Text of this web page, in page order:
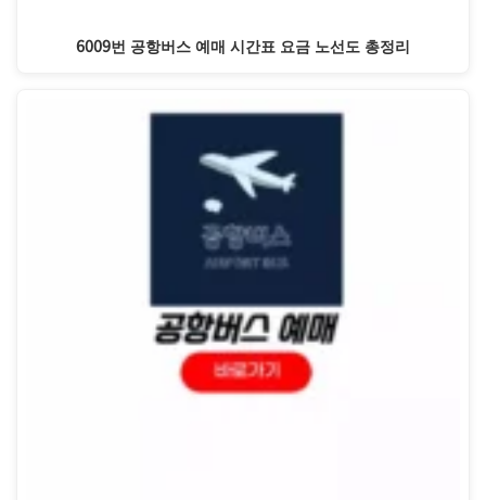
6009번 공항버스 예매 시간표 요금 노선도 총정리